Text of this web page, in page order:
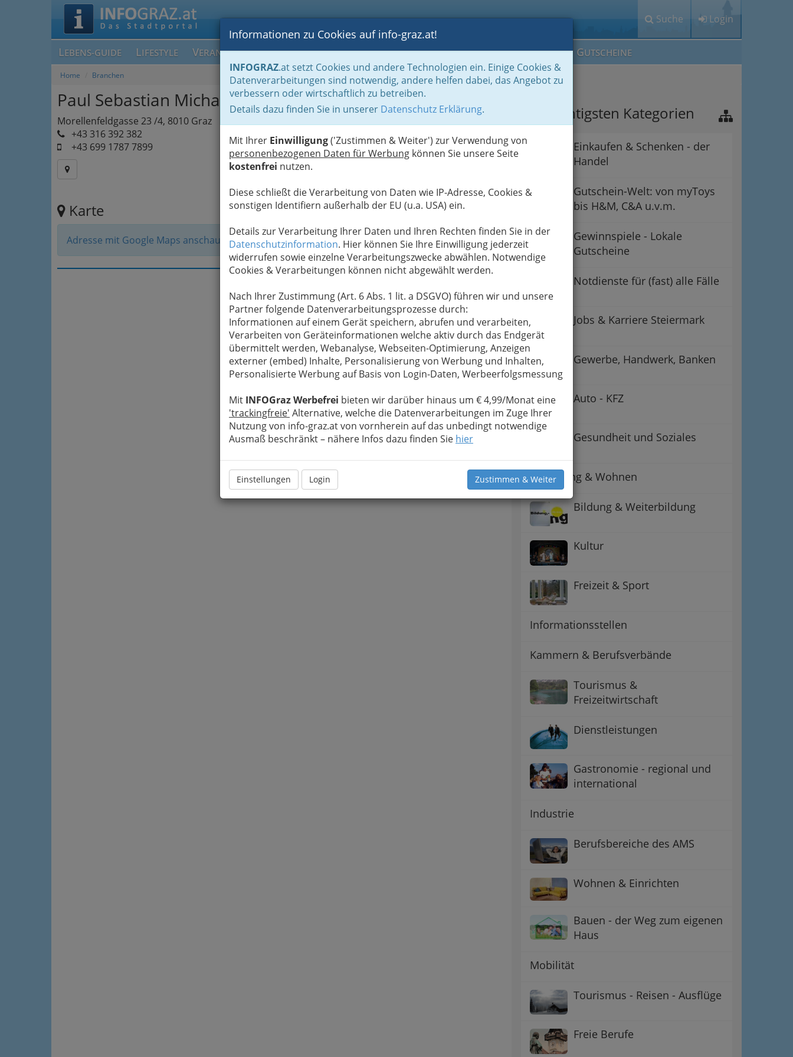
Suche Login
LEBENS-GUIDE LIFESTYLE VERANSTALTUNGEN BLOGS FOTOS GASTRONOMIE BRANCHEN MEIN IG GUTSCHEINE
Informationen zu Cookies auf info-graz.at!
INFOGRAZ.at setzt Cookies und andere Technologien ein. Einige Cookies &
Datenverarbeitungen sind notwendig, andere helfen dabei, das Angebot zu
verbessern oder wirtschaftlich zu betreiben.
Details dazu finden Sie in unserer Datenschutz Erklärung.
Mit Ihrer Einwilligung('Zustimmen & Weiter') zur Verwendung von
personenbezogenen Daten für Werbung können Sie unsere Seite
kostenfrei nutzen.
Diese schließt die Verarbeitung von Daten wie IP-Adresse, Cookies &
sonstigen Identifiern außerhalb der EU (u.a. USA) ein.
Details zur Verarbeitung Ihrer Daten und Ihren Rechten finden Sie in der
Datenschutzinformation. Hier können Sie Ihre Einwilligung jederzeit
widerrufen sowie einzelne Verarbeitungszwecke abwählen. Notwendige
Cookies & Verarbeitungen können nicht abgewählt werden.
Nach Ihrer Zustimmung (Art. 6 Abs. 1 lit. a DSGVO) führen wir und unsere
Partner folgende Datenverarbeitungsprozesse durch:
Informationen auf einem Gerät speichern, abrufen und verarbeiten,
Verarbeiten von Geräteinformationen welche aktiv durch das Endgerät
übermittelt werden, Webanalyse, Webseiten-Optimierung, Anzeigen
externer (embed) Inhalte, Personalisierung von Werbung und Inhalten,
Personalisierte Werbung auf Basis von Login-Daten, Werbeerfolgsmessung
Mit INFOGraz Werbefrei bieten wir darüber hinaus um € 4,99/Monat eine
'trackingfreie' Alternative, welche die Datenverarbeitungen im Zuge Ihrer
Nutzung von info-graz.at von vornherein auf das unbedingt notwendige
Ausmaß beschränkt – nähere Infos dazu finden Sie hier
Einstellungen Login Zustimmen & Weiter
Home Branchen
Nach Oben
Paul Sebastian Michael Simon
Morellenfeldgasse 23 /4, 8010 Graz
+43 316 392 382
+43 699 1787 7899
Karte
Adresse mit Google Maps anschauen
Die wichtigsten Kategorien
Einkaufen & Schenken - der
Handel
Gutschein-Welt: von myToys
bis H&M, C&A u.v.m.
Gewinnspiele - Lokale
Gutscheine
Notdienste für (fast) alle Fälle
Jobs & Karriere Steiermark
Gewerbe, Handwerk, Banken
Auto - KFZ
Gesundheit und Soziales
Betreuung & Wohnen
Bildung & Weiterbildung
Kultur
Freizeit & Sport
Informationsstellen
Kammern & Berufsverbände
Tourismus &
Freizeitwirtschaft
Dienstleistungen
Gastronomie - regional und
international
Industrie
Berufsbereiche des AMS
Wohnen & Einrichten
Bauen - der Weg zum eigenen
Haus
Mobilität
Tourismus - Reisen - Ausflüge
Freie Berufe